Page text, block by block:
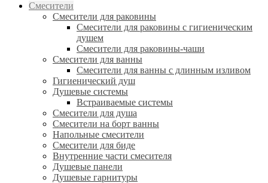
Смесители
Смесители для раковины
Смесители для раковины с гигиеническим
душем
Смесители для раковины-чаши
Смесители для ванны
Смесители для ванны с длинным изливом
Гигиенический душ
Душевые системы
Встраиваемые системы
Смесители для душа
Смесители на борт ванны
Напольные смесители
Смесители для биде
Внутренние части смесителя
Душевые панели
Душевые гарнитуры